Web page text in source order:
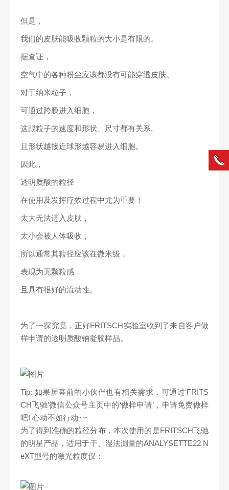
但是，
我们的皮肤能吸收颗粒的大小是有限的。
据查证，
空气中的各种粉尘应该都没有可能穿透皮肤。
对于纳米粒子，
可通过跨膜进入细胞，
这跟粒子的速度和形状、尺寸都有关系,
且形状越接近球形越容易进入细胞。
因此，
透明质酸的粒径
在使用及发挥疗效过程中尤为重要！
太大无法进入皮肤，
太小会被人体吸收，
所以通常其粒径应该在微米级，
表现为无颗粒感，
且具有很好的流动性。
为了一探究竟，正好FRITSCH实验室收到了来自客户做
样申请的透明质酸钠凝胶样品。
Tip: 如果屏幕前的小伙伴也有相关需求，可通过‘FRITS
CH飞驰’微信公众号主页中的‘做样申请’，申请免费做样
吧! 心动不如行动~~
为了得到准确的粒径分布，本次使用的是FRITSCH飞驰
的明星产品，适用于干、湿法测量的ANALYSETTE22 N
eXT型号的激光粒度仪：